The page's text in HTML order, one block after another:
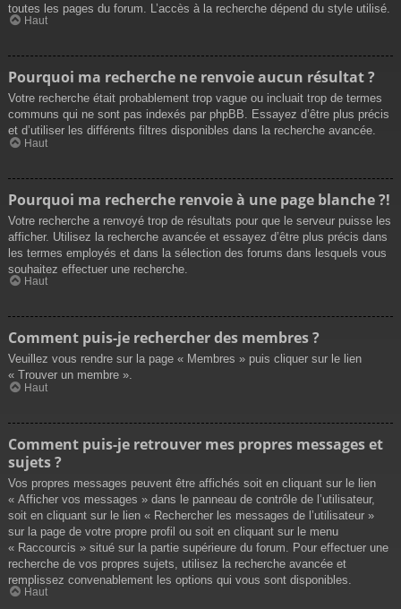
toutes les pages du forum. L’accès à la recherche dépend du style utilisé.
Haut
Pourquoi ma recherche ne renvoie aucun résultat ?
Votre recherche était probablement trop vague ou incluait trop de termes
communs qui ne sont pas indexés par phpBB. Essayez d’être plus précis
et d’utiliser les différents filtres disponibles dans la recherche avancée.
Haut
Pourquoi ma recherche renvoie à une page blanche ?!
Votre recherche a renvoyé trop de résultats pour que le serveur puisse les
afficher. Utilisez la recherche avancée et essayez d’être plus précis dans
les termes employés et dans la sélection des forums dans lesquels vous
souhaitez effectuer une recherche.
Haut
Comment puis-je rechercher des membres ?
Veuillez vous rendre sur la page « Membres » puis cliquer sur le lien
« Trouver un membre ».
Haut
Comment puis-je retrouver mes propres messages et
sujets ?
Vos propres messages peuvent être affichés soit en cliquant sur le lien
« Afficher vos messages » dans le panneau de contrôle de l’utilisateur,
soit en cliquant sur le lien « Rechercher les messages de l’utilisateur »
sur la page de votre propre profil ou soit en cliquant sur le menu
« Raccourcis » situé sur la partie supérieure du forum. Pour effectuer une
recherche de vos propres sujets, utilisez la recherche avancée et
remplissez convenablement les options qui vous sont disponibles.
Haut